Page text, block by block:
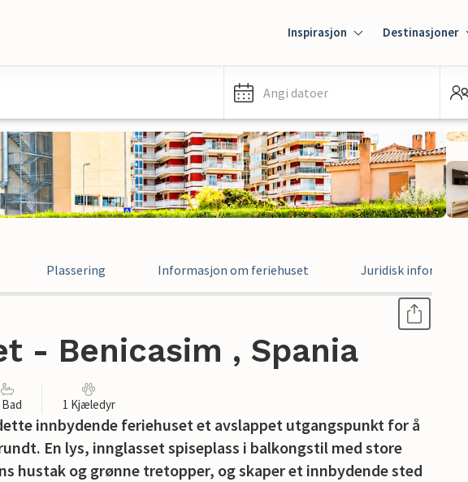
Inspirasjon Destinasjoner
Angi datoer
Plassering Informasjon om feriehuset Juridisk informasjon
- Benicasim , Spania
Bad 1 Kjæledyr
innbydende feriehuset et avslappet utgangspunkt for å
En lys, innglasset spiseplass i balkongstil med store
hustak og grønne tretopper, og skaper et innbydende sted